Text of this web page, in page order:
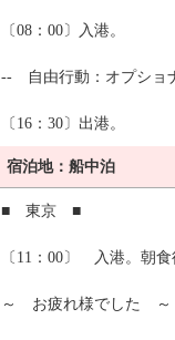
〔08：00〕入港。
-- 自由行動：オプショ
〔16：30〕出港。
宿泊地：船中泊
■ 東京 ■
〔11：00〕 入港。朝食
～ お疲れ様でした ～